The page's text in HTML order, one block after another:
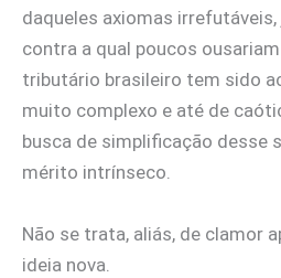
daqueles axiomas
contra a qual poucos
tributário brasileiro tem sido
muito complexo e até de
busca de simplificação desse
mérito intrínseco.
Não se trata, aliás, de clamor
ideia nova.